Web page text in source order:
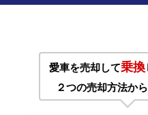
愛車を売却して乗換
２つの売却方法か